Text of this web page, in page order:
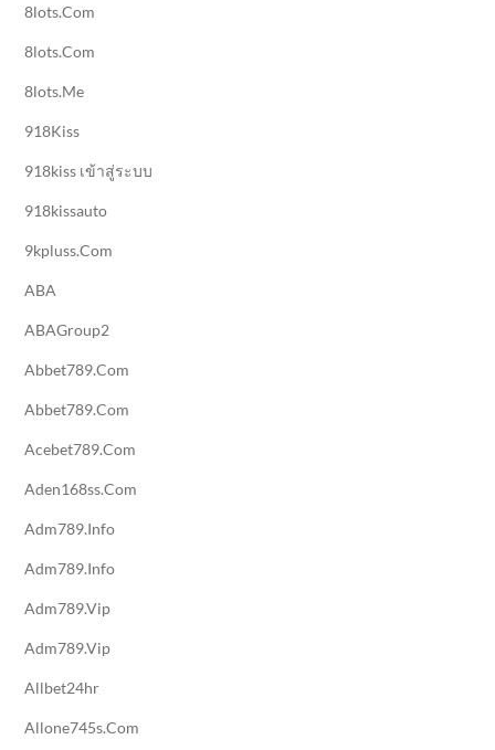
8lots.com
8lots.com
8lots.me
918Kiss
918kiss เข้าสู่ระบบ
918kissauto
9kpluss.com
ABA
ABAGroup2
Abbet789.com
Abbet789.com
Acebet789.com
Aden168ss.com
Adm789.info
Adm789.info
Adm789.vip
Adm789.vip
Allbet24hr
Allone745s.com